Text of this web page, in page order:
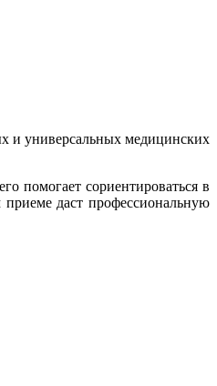
и универсальных медицинских
помогает сориентироваться в
приеме даст профессиональную